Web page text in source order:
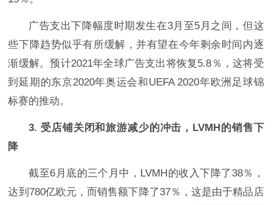
广告支出下降幅度时期发生在3月至5月之间，但这
些下降趋势似乎有所缓解，并有望在今年剩余时间内逐
渐缓解。预计2021年全球广告支出将恢复5.8％，这将受
到延期的东京2020年奥运会和UEFA 2020年欧洲足球锦
标赛的推动。
3. 受店铺关闭和旅游减少的冲击，LVMH的销售下
降
截至6月底的三个月中，LVMH的收入下降了38％，
达到780亿欧元，而销售额下降了37％，这是由于精品店